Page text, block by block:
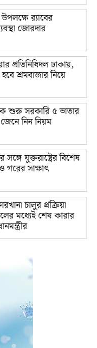
র‌্যাবের
জোরদার
প্রতিনিধিদল ঢাকায়,
শ্রমবাজার নিয়ে
শুরু সরকারি ৫ ভাতার
নিন নিয়ম
সঙ্গে যুক্তরাষ্ট্রের বিশেষ
গরের সাক্ষাৎ
চালুর প্রক্রিয়া
মধ্যেই শেষ কারার